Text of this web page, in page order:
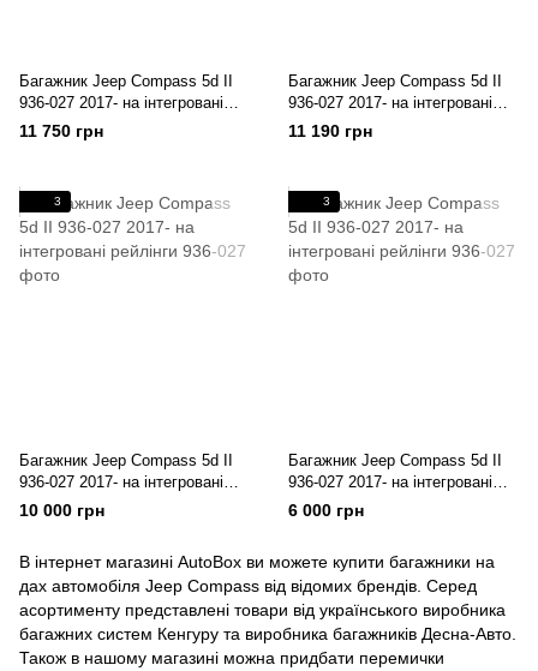
Багажник Jeep Compass 5d II
936-027 2017- на інтегровані
рейлінги
11 750 грн
Багажник Jeep Compass 5d II
936-027 2017- на інтегровані
рейлінги
11 190 грн
3
Багажник Jeep Compass 5d II
936-027 2017- на інтегровані
рейлінги
10 000 грн
3
Багажник Jeep Compass 5d II
936-027 2017- на інтегровані
рейлінги
6 000 грн
В інтернет магазині AutoBox ви можете купити багажники на
дах автомобіля Jeep Compass від відомих брендів. Серед
асортименту представлені товари від українського виробника
багажних систем Кенгуру та виробника багажників Десна-Авто.
Також в нашому магазині можна придбати перемички